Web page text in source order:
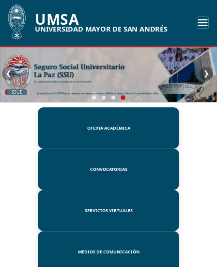
UMSA
UNIVERSIDAD MAYOR DE SAN ANDRÉS
SSUE
❮ ❯
OFERTA ACADÉMICA
CONVOCATORIAS
SERVICIOS VIRTUALES
MEDIOS DE COMUNICACIÓN